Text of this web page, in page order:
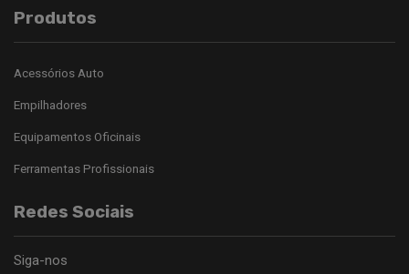
Produtos
Acessórios Auto
Empilhadores
Equipamentos Oficinais
Ferramentas Profissionais
Redes Sociais
Siga-nos